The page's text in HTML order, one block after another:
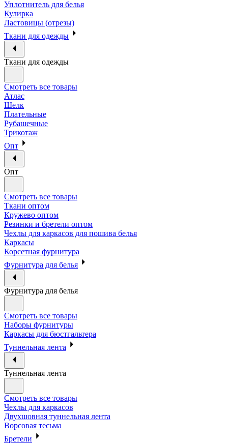
Уплотнитель для белья
Кулирка
Ластовицы (отрезы)
Ткани для одежды
Ткани для одежды
Смотреть все товары
Атлас
Шелк
Плательные
Рубашечные
Трикотаж
Опт
Опт
Смотреть все товары
Ткани оптом
Кружево оптом
Резинки и бретели оптом
Чехлы для каркасов для пошива белья
Каркасы
Корсетная фурнитура
Фурнитура для белья
Фурнитура для белья
Смотреть все товары
Наборы фурнитуры
Каркасы для бюстгальтера
Туннельная лента
Туннельная лента
Смотреть все товары
Чехлы для каркасов
Двухшовная туннельная лента
Ворсовая тесьма
Бретели